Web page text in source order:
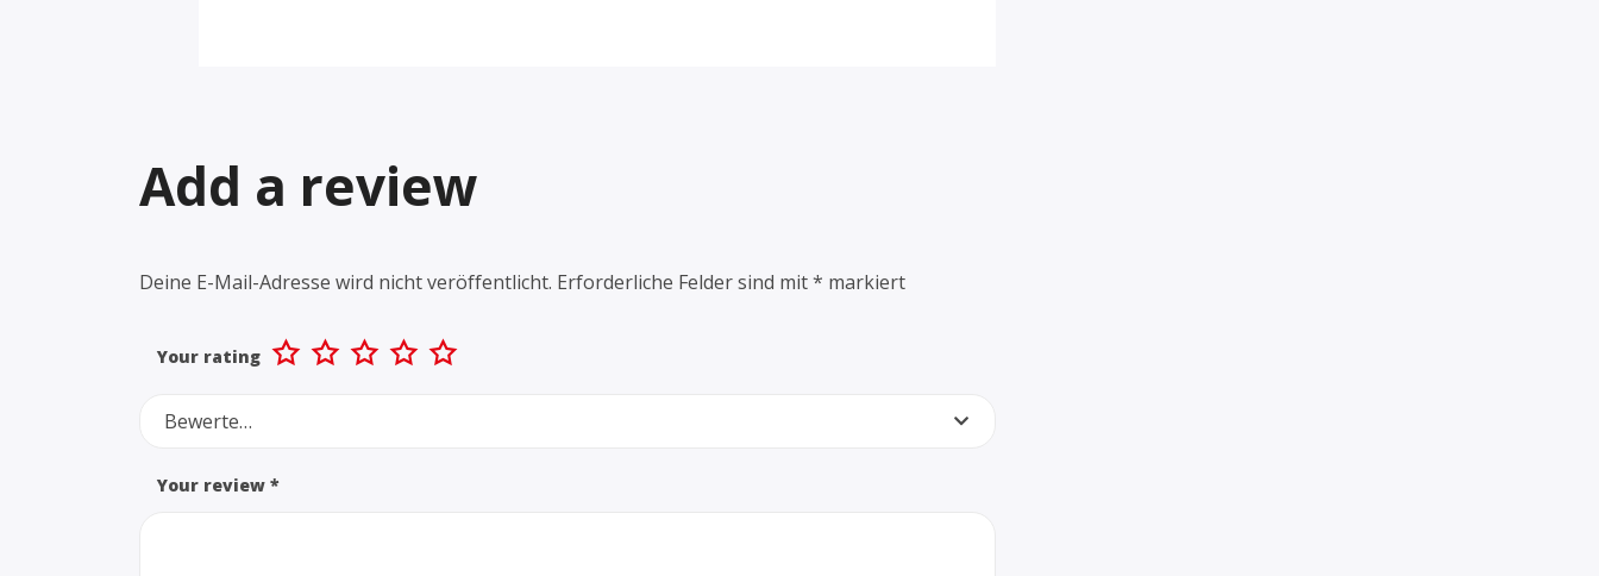
Add a review
Deine E-Mail-Adresse wird nicht veröffentlicht. Erforderliche Felder sind mit* markiert
Your rating
Bewerte…
Your review *